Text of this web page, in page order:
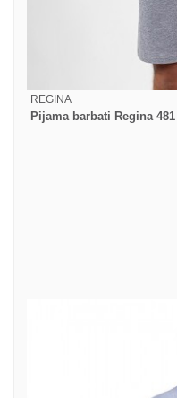
REGINA
Pijama barbati Regina 481